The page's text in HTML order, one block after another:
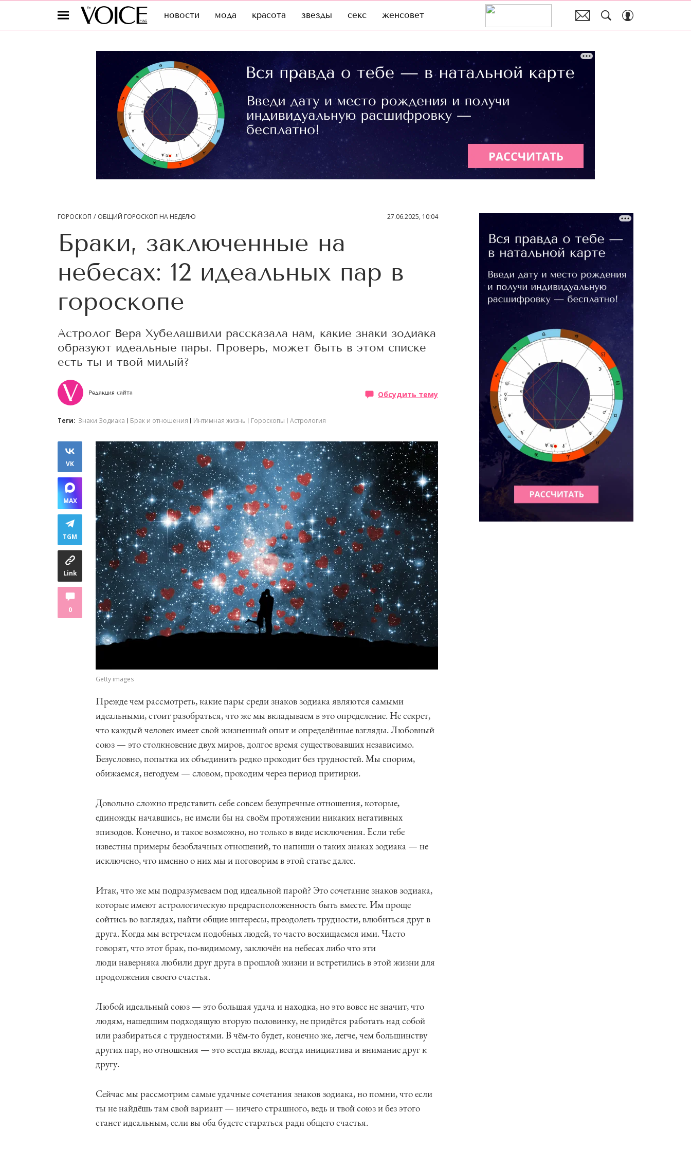
новости мода красота звезды секс женсовет
ГОРОСКОП ОБЩИЙ ГОРОСКОП НА НЕДЕЛЮ 27.06.2025, 10:04
Браки, заключенные на
небесах: 12 идеальных пар в
гороскопе
Астролог Вера Хубелашвили рассказала нам, какие знаки зодиака
образуют идеальные пары. Проверь, может быть в этом списке
есть ты и твой милый?
Редакция сайта Обсудить тему
Теги: Знаки Зодиака Брак и отношения Интимная жизнь Гороскопы Астрология
VK
MAX
TGM
Link
0
Getty images
Прежде чем рассмотреть, какие пары среди знаков зодиака являются самыми
идеальными, стоит разобраться, что же мы вкладываем в это определение. Не секрет,
что каждый человек имеет свой жизненный опыт и определённые взгляды. Любовный
союз — это столкновение двух миров, долгое время существовавших независимо.
Безусловно, попытка их объединить редко проходит без трудностей. Мы спорим,
обижаемся, негодуем — словом, проходим через период притирки.
Довольно сложно представить себе совсем безупречные отношения, которые,
единожды начавшись, не имели бы на своём протяжении никаких негативных
эпизодов. Конечно, и такое возможно, но только в виде исключения. Если тебе
известны примеры безоблачных отношений, то напиши о таких знаках зодиака — не
исключено, что именно о них мы и поговорим в этой статье далее.
Итак, что же мы подразумеваем под идеальной парой? Это сочетание знаков зодиака,
которые имеют астрологическую предрасположенность быть вместе. Им проще
сойтись во взглядах, найти общие интересы, преодолеть трудности, влюбиться друг в
друга. Когда мы встречаем подобных людей, то часто восхищаемся ими. Часто
говорят, что этот брак, по-видимому, заключён на небесах либо что эти
люди наверняка любили друг друга в прошлой жизни и встретились в этой жизни для
продолжения своего счастья.
Любой идеальный союз — это большая удача и находка, но это вовсе не значит, что
людям, нашедшим подходящую вторую половинку, не придётся работать над собой
или разбираться с трудностями. В чём-то будет, конечно же, легче, чем большинству
других пар, но отношения — это всегда вклад, всегда инициатива и внимание друг к
другу.
Сейчас мы рассмотрим самые удачные сочетания знаков зодиака, но помни, что если
ты не найдёшь там свой вариант — ничего страшного, ведь и твой союз и без этого
станет идеальным, если вы оба будете стараться ради общего счастья.